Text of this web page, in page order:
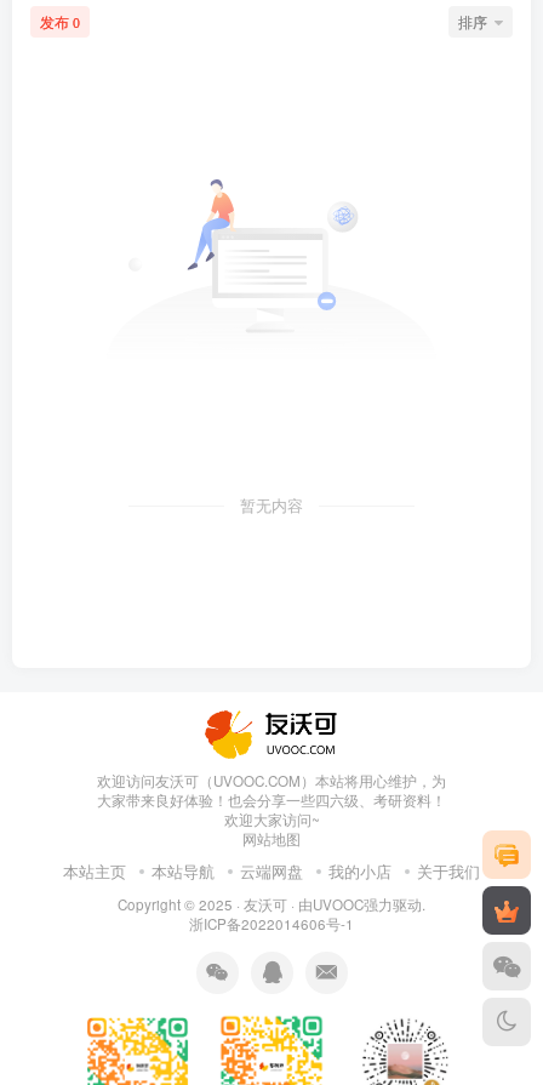
发布 0 排序
暂无内容
欢迎访问友沃可（UVOOC.COM）本站将用心维护，为
大家带来良好体验！也会分享一些四六级、考研资料！
欢迎大家访问~
网站地图
本站主页 本站导航 云端网盘 我的小店 关于我们
Copyright © 2025 · 友沃可 · 由UVOOC强力驱动.
浙ICP备2022014606号-1